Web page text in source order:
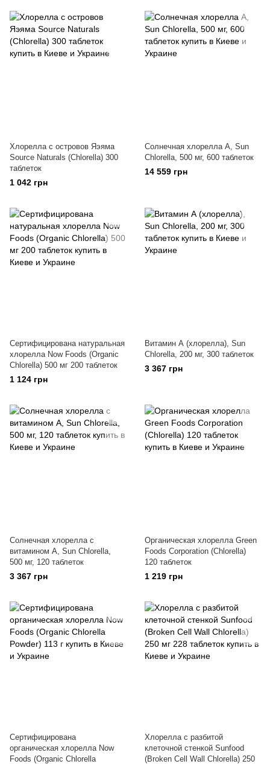
Хлорелла с островов Яэяма
Source Naturals (Chlorella) 300
таблеток
1 042 грн
Солнечная хлорелла А, Sun
Chlorella, 500 мг, 600 таблеток
14 559 грн
Сертифицирована натуральная
хлорелла Now Foods (Organic
Chlorella) 500 мг 200 таблеток
1 124 грн
Витамин А (хлорелла), Sun
Chlorella, 200 мг, 300 таблеток
3 367 грн
Солнечная хлорелла с
витамином А, Sun Chlorella,
500 мг, 120 таблеток
3 367 грн
Органическая хлорелла Green
Foods Corporation (Chlorella)
120 таблеток
1 219 грн
Сертифицирована
органическая хлорелла Now
Foods (Organic Chlorella
Хлорелла с разбитой
клеточной стенкой Sunfood
(Broken Cell Wall Chlorella) 250